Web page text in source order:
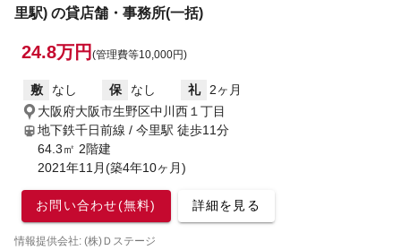
里駅) の貸店舗・事務所(一括)
24.8万円 (管理費等10,000円)
敷 なし 保 なし 礼
2ヶ月
大阪府大阪市生野区中川西１丁目
地下鉄千日前線 / 今里駅 徒歩11分
64.3㎡ 2階建
2021年11月(築4年10ヶ月)
お問い合わせ(無料) 詳細を見る
情報提供会社: (株)Ｄステージ